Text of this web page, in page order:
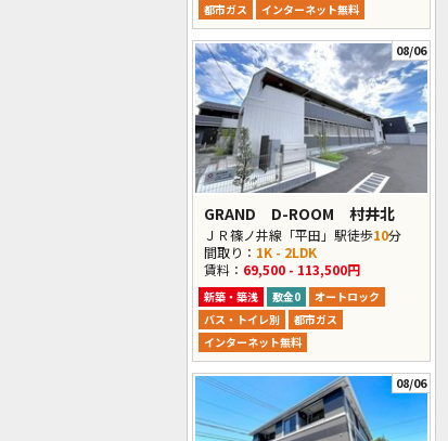
都市ガス
インターネット無料
08/06
GRAND D-ROOM 村井北
ＪＲ篠ノ井線「平田」駅徒歩10分
間取り： 1K - 2LDK
賃料： 69,500 - 113,500円
新築・築浅 敷金0
オートロック
バス・トイレ別
都市ガス
インターネット無料
08/06